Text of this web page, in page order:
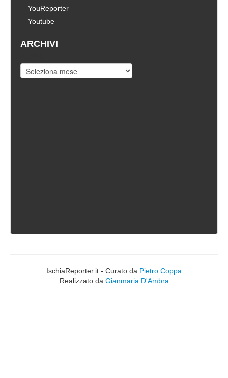
YouReporter
Youtube
ARCHIVI
IschiaReporter.it - Curato da Pietro Coppa
Realizzato da Gianmaria D'Ambra